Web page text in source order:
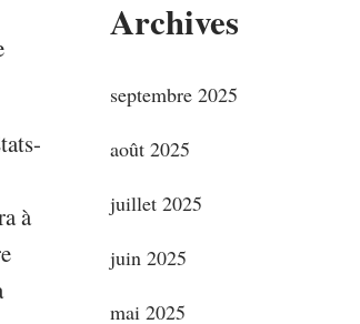
à
Archives
septembre 2025
août 2025
juillet 2025
juin 2025
mai 2025